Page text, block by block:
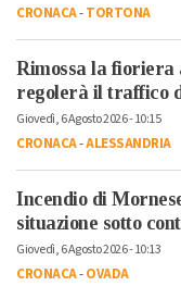
CRONACA-TORTONA
Rimossa la
regolerà il traffico
Giovedì, 6 Agosto 2026 - 10:15
CRONACA-ALESSANDRIA
Incendio di
situazione sotto
Giovedì, 6 Agosto 2026 - 10:13
CRONACA-OVADA